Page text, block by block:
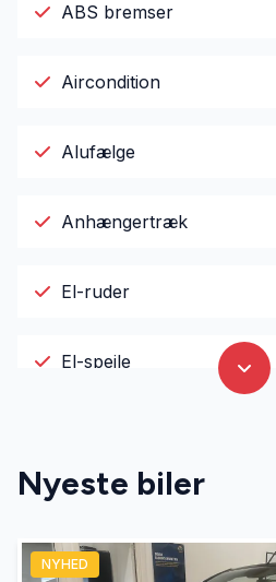
ABS bremser
Aircondition
Alufælge
Anhængertræk
El-ruder
El-spejle
Fjernbetjent centrallås
Højdejusterbare forsæder
Nyeste biler
NYHED